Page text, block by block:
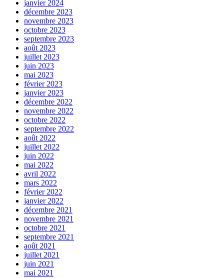
janvier 2024
décembre 2023
novembre 2023
octobre 2023
septembre 2023
août 2023
juillet 2023
juin 2023
mai 2023
février 2023
janvier 2023
décembre 2022
novembre 2022
octobre 2022
septembre 2022
août 2022
juillet 2022
juin 2022
mai 2022
avril 2022
mars 2022
février 2022
janvier 2022
décembre 2021
novembre 2021
octobre 2021
septembre 2021
août 2021
juillet 2021
juin 2021
mai 2021